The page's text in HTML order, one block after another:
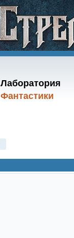
Лаборатория
Фантастики